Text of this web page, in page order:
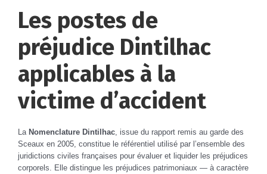
Les postes de
préjudice Dintilhac
applicables à la
victime d’accident
La Nomenclature Dintilhac , issue du rapport remis au garde des
Sceaux en 2005, constitue le référentiel utilisé par l’ensemble des
juridictions civiles françaises pour évaluer et liquider les préjudices
corporels. Elle distingue les préjudices patrimoniaux — à caractère